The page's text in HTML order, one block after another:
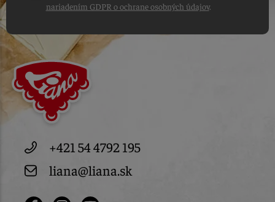
nariadením GDPR o ochrane osobných údajov.
+421 54 4792 195
liana@liana.sk